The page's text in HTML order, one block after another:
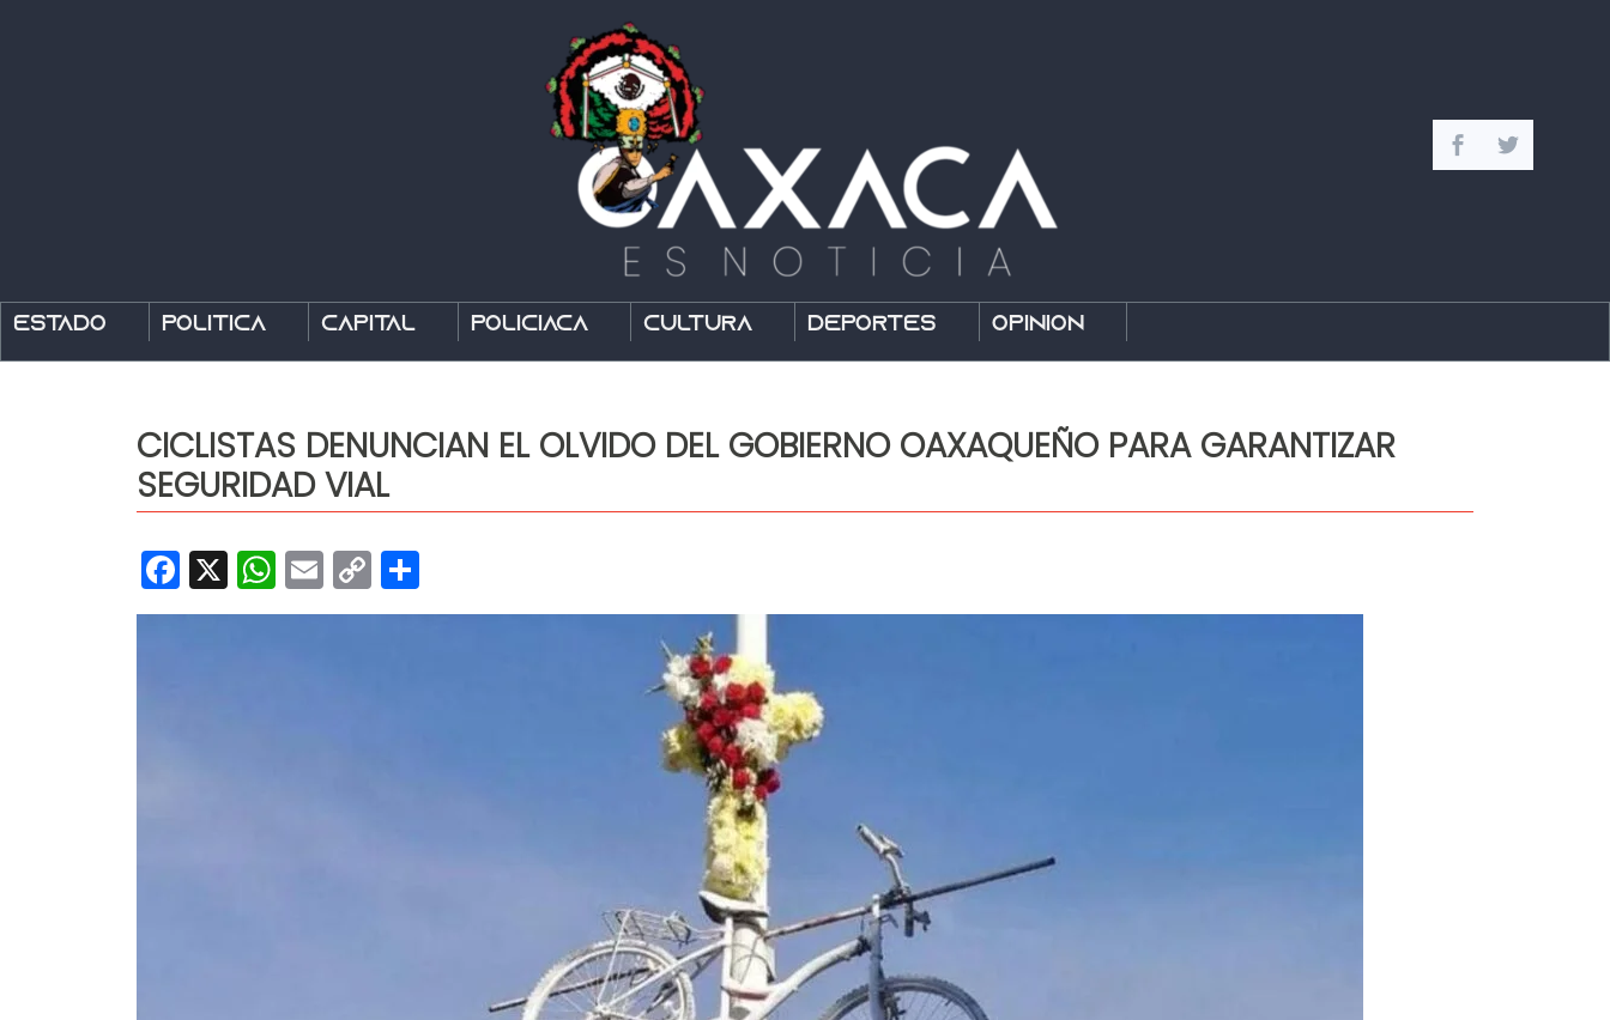
Estado Política Capital Policíaca Cultura Deportes Opinión
CICLISTAS DENUNCIAN EL OLVIDO DEL GOBIERNO OAXAQUEÑO PARA GARANTIZAR
SEGURIDAD VIAL
Facebook
X WhatsApp
Email
Copy
Link